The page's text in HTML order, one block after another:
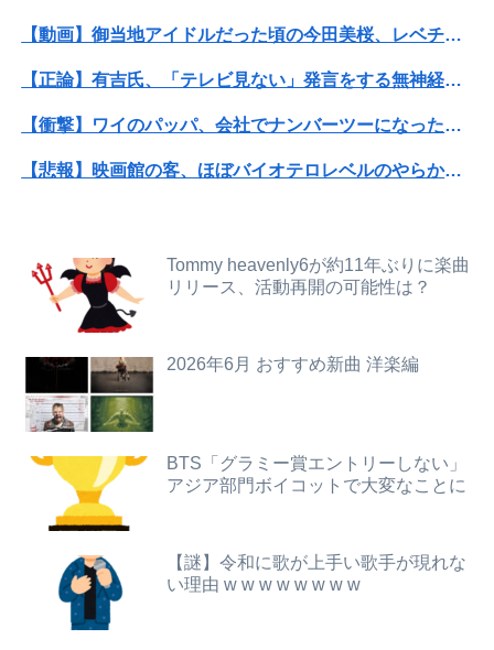
【悲報】風俗嬢やってる女の末路ｗｗｗｗｗｗｗｗｗｗｗ
【悲報】週間少年ジャンプの「グッズ(43億円分)」を注文し全てキャンセルした女逮捕ｗｗｗｗｗｗｗｗ
【話題】河内長野市で警官が包丁男を射殺した場面のモザ無し映像が公開される。
義両親「空き家になるし住んでいいよ」私たち「じゃあお言葉に甘えて…」→引っ越した途端、予想外の出来事が待っていて…
【狂気】米政府「黒人の梅毒患者399人を治療せず放置したらどうなるか見たろ！」→40年間続けてしまう
【朗報】むちむち女子バレー選手さん、脱いでしまう💕
「人間と獣人が共存する社会」を描いた深夜アニメに喫煙、違法薬物の連想シーンも…視聴者批判でBPO議論
【動画】御当地アイドルだった頃の今田美桜、レベチｗｗｗｗｗｗｗｗｗｗｗｗｗｗｗｗｗｗ
【正論】有吉氏、「テレビ見ない」発言をする無神経な一般人に憤慨
【衝撃】ワイのパッパ、会社でナンバーツーになった結果ｗｗｗｗｗｗｗｗｗｗ
【悲報】映画館の客、ほぼバイオテロレベルのやらかしで観客が避難する事態にｗｗｗｗ
【悲報】黒人、卑怯すぎて炎上するｗｗｗｗ
【画像】本田望結さん、我々を挑発するｗｗｗｗｗ
【動画】仙台育英の野球部女子マネ、あざといウィンクでお前らの心を鷲掴みｗｗｗｗｗ
Tommy heavenly6が約11年ぶりに楽曲
リリース、活動再開の可能性は？
2026年6月 おすすめ新曲 洋楽編
BTS「グラミー賞エントリーしない」
アジア部門ボイコットで大変なことに
【謎】令和に歌が上手い歌手が現れな
い理由 w w w w w w w w